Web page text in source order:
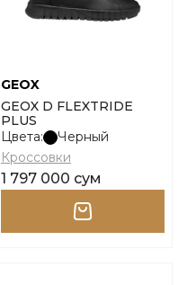
GEOX
GEOX D FLEXTRIDE
PLUS
Цвета:
Черный
Кроссовки
1 797 000 сум